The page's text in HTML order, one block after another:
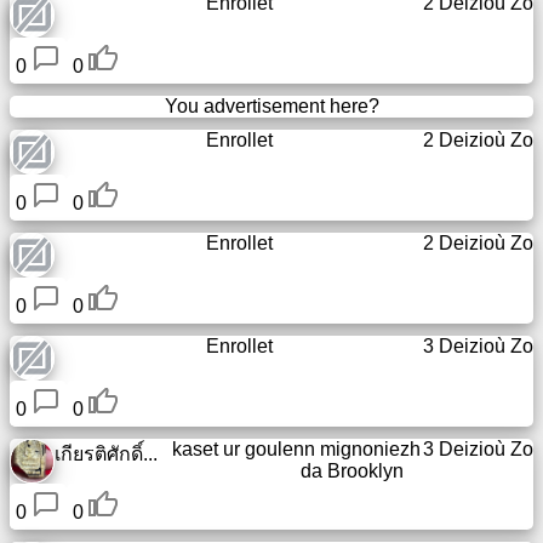
Klask
Ip
0
0
You advertisement here?
2 Deizioù Zo
Enrollet
0
0
2 Deizioù Zo
Enrollet
0
0
3 Deizioù Zo
Enrollet
0 0
เกียรติศักดิ์... 3 Deizioù Zo
kaset ur goulenn mignoniezh
da Brooklyn
0
0